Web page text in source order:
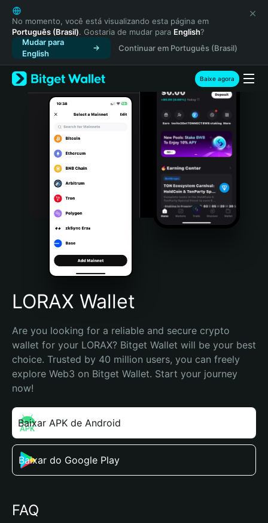
English
日本語
Tiếng Việt
Русский
Español (Latinoamérica)
Türkçe
Italiano
Português (Portugal)
Bahasa Indonesia
Português (Brasil)
Español (Argentina)
No momento, você está visualizando esta página em
Português (Brasil). Gostaria de mudar para English?
Mudar para
English
Continuar em Português (Brasil)
Baixe agora
LORAX Wallet
Are you looking for a reliable and secure crypto
wallet for your LORAX? Bitget Wallet will be your best
choice. Trusted by 40 million users, you can freely
explore Web3 on Bitget Wallet. Start your journey
now!
Baixar APK de Android
Baixar do Google Play
FAQ